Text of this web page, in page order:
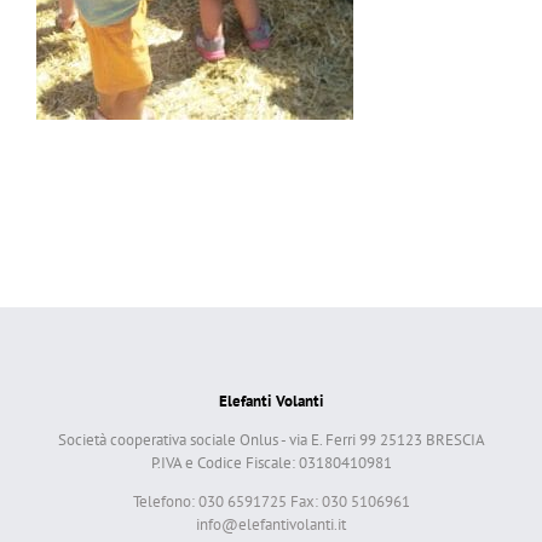
Elefanti Volanti
Società cooperativa sociale Onlus - via E. Ferri 99 25123 BRESCIA
P.IVA e Codice Fiscale: 03180410981
Telefono: 030 6591725 Fax: 030 5106961
info@elefantivolanti.it